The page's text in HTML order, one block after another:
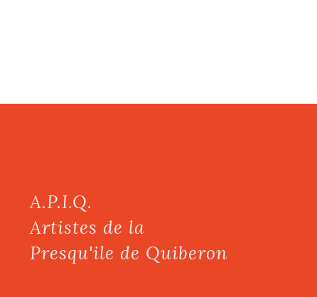
A.P.I.Q.
Artistes de la
Presqu'ile de Quiberon